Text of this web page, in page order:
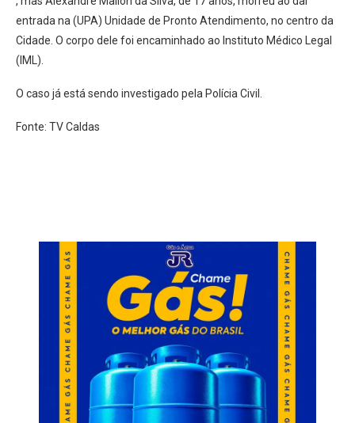
entrada na (UPA) Unidade de Pronto Atendimento, no centro da
Cidade. O corpo dele foi encaminhado ao Instituto Médico Legal
(IML).
O caso já está sendo investigado pela Polícia Civil.
Fonte: TV Caldas